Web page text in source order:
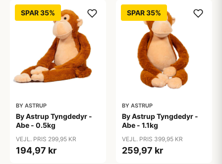
SPAR 35%
BY ASTRUP
By Astrup Tyngdedyr -
Abe - 0.5kg
VEJL. PRIS 299,95 KR
194,97 kr
SPAR 35%
BY ASTRUP
By Astrup Tyngdedyr -
Abe - 1.1kg
VEJL. PRIS 399,95 KR
259,97 kr